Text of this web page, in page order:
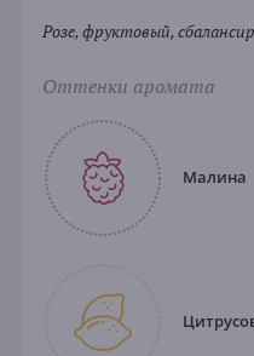
Розе, фруктовый,
Оттенки аромата
Малина